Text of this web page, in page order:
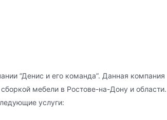
“Денис и его команда”. Данная компания
мебели в Ростове-на-Дону и области.
услуги: